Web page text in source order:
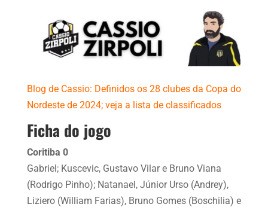
Blog de Cassio: Definidos os 28 clubes da Copa do
Nordeste de 2024; veja a lista de classificados
Ficha do jogo
Coritiba 0
Gabriel; Kuscevic, Gustavo Vilar e Bruno Viana
(Rodrigo Pinho); Natanael, Júnior Urso (Andrey),
Liziero (William Farias), Bruno Gomes (Boschilia) e